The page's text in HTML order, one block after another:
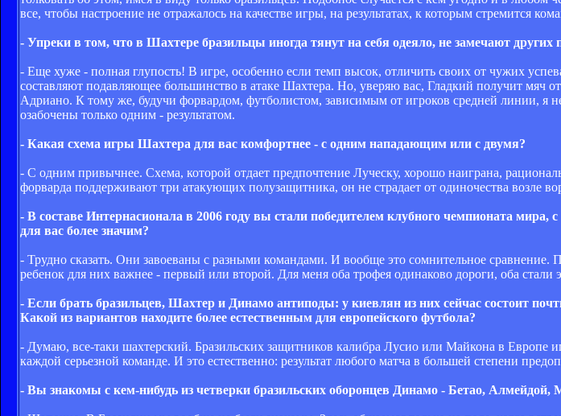
все, чтобы настроение не отражалось на качестве игры, на результатах, к которым стремится
- Упреки в том, что в Шахтере бразильцы иногда тянут на себя одеяло, не замечают других
- Еще хуже - полная глупость! В игре, особенно если темп высок, отличить своих от чужих
составляют подавляющее большинство в атаке Шахтера. Но, уверяю вас, Гладкий получит мяч
Адриано. К тому же, будучи форвардом, футболистом, зависимым от игроков средней линии, я
озабочены только одним - результатом.
- Какая схема игры Шахтера для вас комфортнее - с одним нападающим или с двумя?
- С одним привычнее. Схема, которой отдает предпочтение Луческу, хорошо наиграна,
форварда поддерживают три атакующих полузащитника, он не страдает от одиночества возле
- В составе Интернасионала в 2006 году вы стали победителем клубного чемпионата
для вас более значим?
- Трудно сказать. Они завоеваны с разными командами. И вообще это сомнительное сравнение.
ребенок для них важнее - первый или второй. Для меня оба трофея одинаково дороги, оба стали
- Если брать бразильцев, Шахтер и Динамо антиподы: у киевлян из них сейчас состоит
Какой из вариантов находите более естественным для европейского футбола?
- Думаю, все-таки шахтерский. Бразильских защитников калибра Лусио или Майкона в Европе
каждой серьезной команде. И это естественно: результат любого матча в большей степени
- Вы знакомы с кем-нибудь из четверки бразильских оборонцев Динамо - Бетао, Алмейдой,